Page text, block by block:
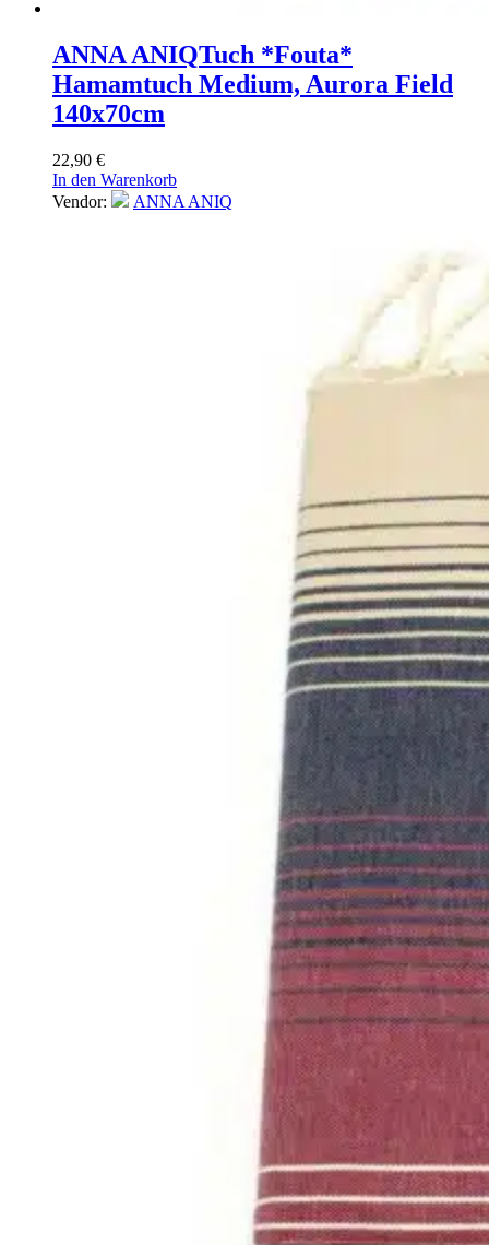
ANNA ANIQTuch *Fouta*
Hamamtuch Medium, Aurora Field
140x70cm
22,90 €
In den Warenkorb
Vendor:
ANNA ANIQ